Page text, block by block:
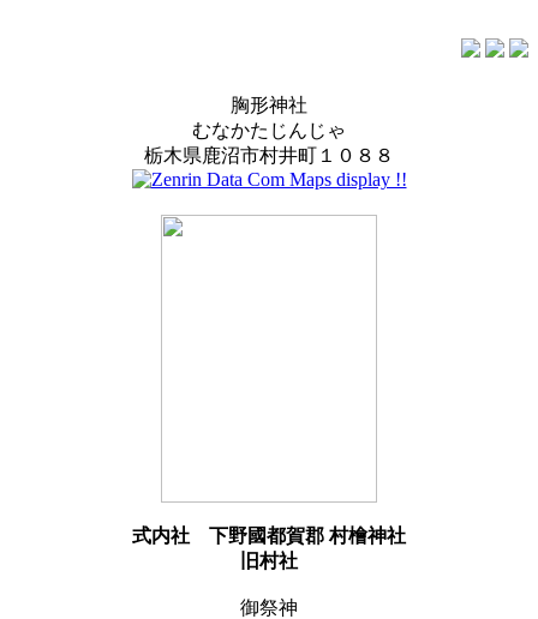
胸形神社
むなかたじんじゃ
栃木県鹿沼市村井町１０８８
式内社
下野國都賀郡 村檜神社
旧村社
御祭神